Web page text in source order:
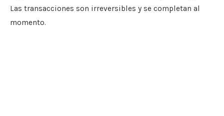
Las transacciones son irreversibles y se completan al
momento.